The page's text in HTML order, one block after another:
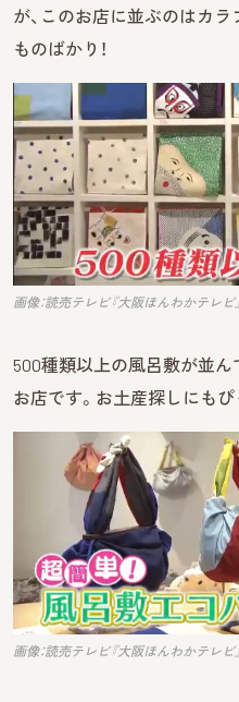
が、このお店に並ぶのはカ
ものばかり！
画像：読売テレビ『大阪ほんわかテレビ
500種類以上の風呂敷が並ん
お店です。お土産探しにも
画像：読売テレビ『大阪ほんわかテレビ